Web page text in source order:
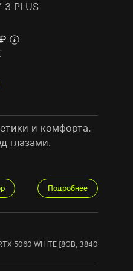
3 PLUS
и комфорта.
глазами.
Подробнее
5060 WHITE [8GB, 3840